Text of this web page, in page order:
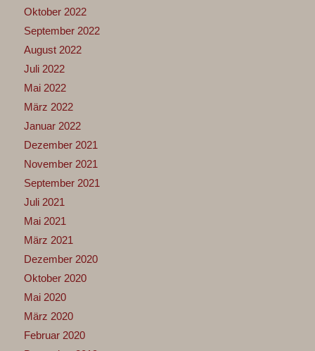
Oktober 2022
September 2022
August 2022
Juli 2022
Mai 2022
März 2022
Januar 2022
Dezember 2021
November 2021
September 2021
Juli 2021
Mai 2021
März 2021
Dezember 2020
Oktober 2020
Mai 2020
März 2020
Februar 2020